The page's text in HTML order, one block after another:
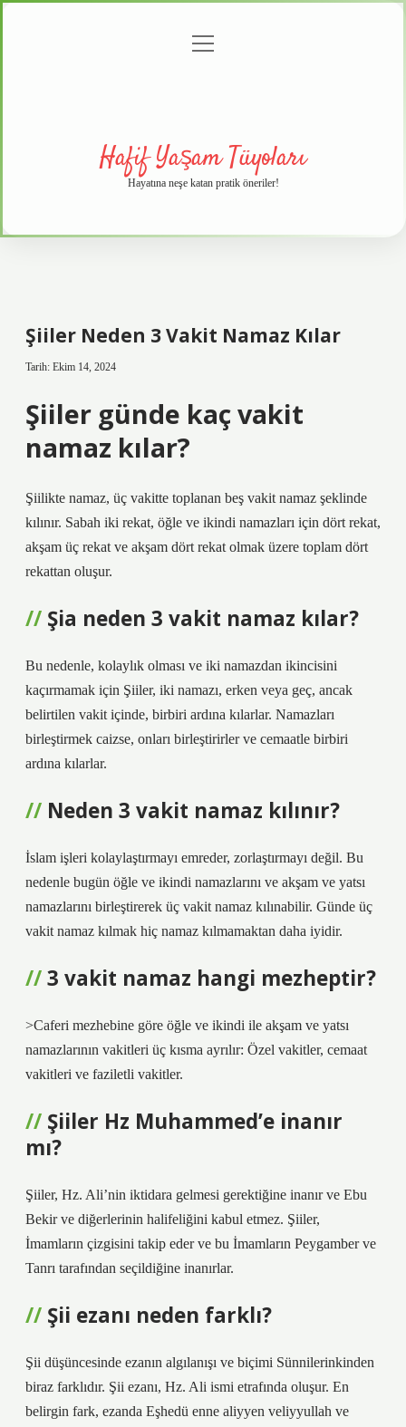
menüyü
Hafif Yaşam Tüyoları
Hayatına neşe katan pratik öneriler!
Şiiler Neden 3 Vakit Namaz Kılar
Tarih: Ekim 14, 2024
Şiiler günde kaç vakit
namaz kılar?
Şiilikte namaz, üç vakitte toplanan beş vakit namaz şeklinde
kılınır. Sabah iki rekat, öğle ve ikindi namazları için dört rekat,
akşam üç rekat ve akşam dört rekat olmak üzere toplam dört
rekattan oluşur.
Şia neden 3 vakit namaz kılar?
Bu nedenle, kolaylık olması ve iki namazdan ikincisini
kaçırmamak için Şiiler, iki namazı, erken veya geç, ancak
belirtilen vakit içinde, birbiri ardına kılarlar. Namazları
birleştirmek caizse, onları birleştirirler ve cemaatle birbiri
ardına kılarlar.
Neden 3 vakit namaz kılınır?
İslam işleri kolaylaştırmayı emreder, zorlaştırmayı değil. Bu
nedenle bugün öğle ve ikindi namazlarını ve akşam ve yatsı
namazlarını birleştirerek üç vakit namaz kılınabilir. Günde üç
vakit namaz kılmak hiç namaz kılmamaktan daha iyidir.
3 vakit namaz hangi mezheptir?
>Caferi mezhebine göre öğle ve ikindi ile akşam ve yatsı
namazlarının vakitleri üç kısma ayrılır: Özel vakitler, cemaat
vakitleri ve faziletli vakitler.
Şiiler Hz Muhammed’e inanır
mı?
Şiiler, Hz. Ali’nin iktidara gelmesi gerektiğine inanır ve Ebu
Bekir ve diğerlerinin halifeliğini kabul etmez. Şiiler,
İmamların çizgisini takip eder ve bu İmamların Peygamber ve
Tanrı tarafından seçildiğine inanırlar.
Şii ezanı neden farklı?
Şii düşüncesinde ezanın algılanışı ve biçimi Sünnilerinkinden
biraz farklıdır. Şii ezanı, Hz. Ali ismi etrafında oluşur. En
belirgin fark, ezanda Eşhedü enne aliyyen veliyyullah ve